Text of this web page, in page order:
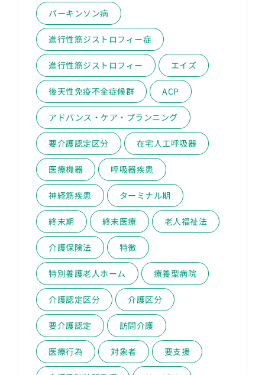
パーキンソン病
進行性筋ジストロフィー症
進行性筋ジストロフィー エイズ
後天性免疫不全症候群 ACP
アドバンス・ケア・プランニング
要介護認定区分 在宅人工呼吸器
医療機器 呼吸器疾患
神経筋疾患 ターミナル期
終末期 終末医療 老人福祉法
介護保険法 特徴
特別養護老人ホーム 療養型病院
介護認定区分 介護区分
要介護認定 訪問介護
医療行為 対象者 要支援